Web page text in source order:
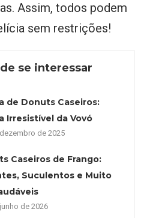
Assim, todos podem
sem restrições!
se interessar
de Donuts Caseiros:
Irresistível da Vovó
de 2025
Caseiros de Frango:
Suculentos e Muito
de 2026